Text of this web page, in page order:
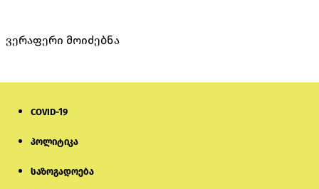
ვერაფერი მოიძებნა
COVID-19
პოლიტიკა
საზოგადოება